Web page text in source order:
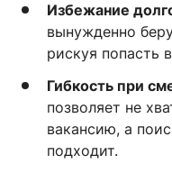
Избежание
вынужденно
рискуя попасть
Гибкость при
позволяет не
вакансию, а
подходит.